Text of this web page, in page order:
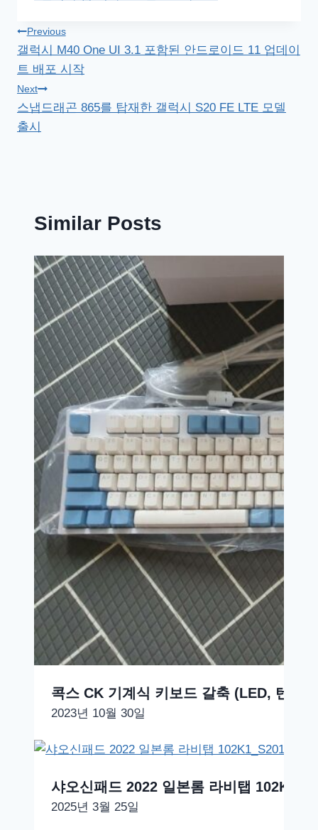
글
탐
색
Previous
갤럭시 M40 One UI 3.1 포함된 안드로이드 11 업데이
트 배포 시작
Next
스냅드래곤 865를 탑재한 갤럭시 S20 FE LTE 모델
출시
Similar Posts
콕스 CK 기계식 키보드 갈축 (LED, 텐키
2023년 10월 30일
샤오신패드 2022 일본롬 라비탭
2025년 3월 25일